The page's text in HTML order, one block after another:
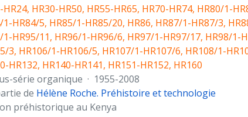
HR24, HR30-HR50, HR55-HR65, HR70-HR74, HR80/1-
1-HR84/5, HR85/1-HR85/20, HR86, HR87/1-HR87/3,
1-HR95/11, HR96/1-HR96/6, HR97/1-HR97/17, HR98/
3, HR106/1-HR106/5, HR107/1-HR107/6, HR108/1-
HR132, HR140-HR141, HR151-HR152, HR160
série organique · 1955-2008
de Hélène Roche. Préhistoire et technologie
préhistorique au Kenya